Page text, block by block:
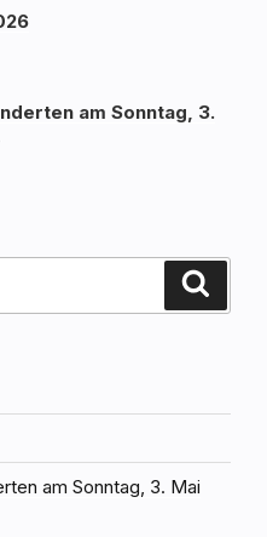
am Sonntag, 3.
am Sonntag, 3. Mai